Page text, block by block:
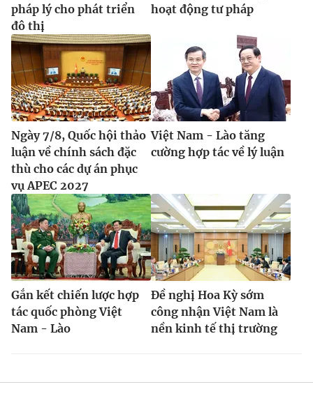
pháp lý cho phát triển
đô thị
hoạt động tư pháp
Ngày 7/8, Quốc hội thảo
luận về chính sách đặc
thù cho các dự án phục
vụ APEC 2027
Việt Nam - Lào tăng
cường hợp tác về lý luận
Gắn kết chiến lược hợp
tác quốc phòng Việt
Nam - Lào
Đề nghị Hoa Kỳ sớm
công nhận Việt Nam là
nền kinh tế thị trường